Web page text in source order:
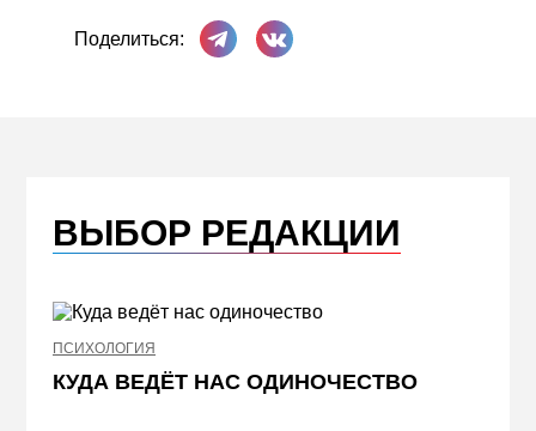
Поделиться:
Поделиться в Телеграме
Поделиться ВКонтакте
ВЫБОР РЕДАКЦИИ
ПСИХОЛОГИЯ
КУДА ВЕДЁТ НАС ОДИНОЧЕСТВО